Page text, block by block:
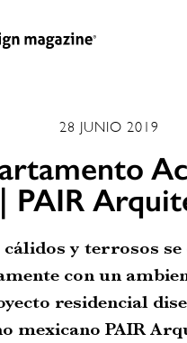
28 JUNIO 2019
PAIR
cálidos y terrosos
con un
residencial
mexicano PAIR